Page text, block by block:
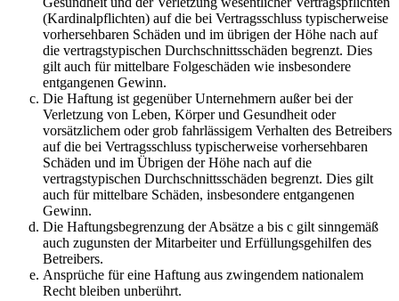
(Kardinalpflichten) auf die bei Vertragsschluss typischerweise
vorhersehbaren Schäden und im übrigen der Höhe nach auf
die vertragstypischen Durchschnittsschäden begrenzt. Dies
gilt auch für mittelbare Folgeschäden wie insbesondere
entgangenen Gewinn.
Die Haftung ist gegenüber Unternehmern außer bei der
Verletzung von Leben, Körper und Gesundheit oder
vorsätzlichem oder grob fahrlässigem Verhalten des Betreibers
auf die bei Vertragsschluss typischerweise vorhersehbaren
Schäden und im Übrigen der Höhe nach auf die
vertragstypischen Durchschnittsschäden begrenzt. Dies gilt
auch für mittelbare Schäden, insbesondere entgangenen
Gewinn.
Die Haftungsbegrenzung der Absätze a bis c gilt sinngemäß
auch zugunsten der Mitarbeiter und Erfüllungsgehilfen des
Betreibers.
Ansprüche für eine Haftung aus zwingendem nationalem
Recht bleiben unberührt.